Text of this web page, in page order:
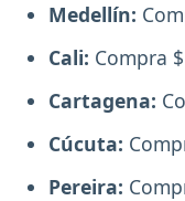
Medellín:
Cali: Compra
Cartagena:
Cúcuta:
Pereira: